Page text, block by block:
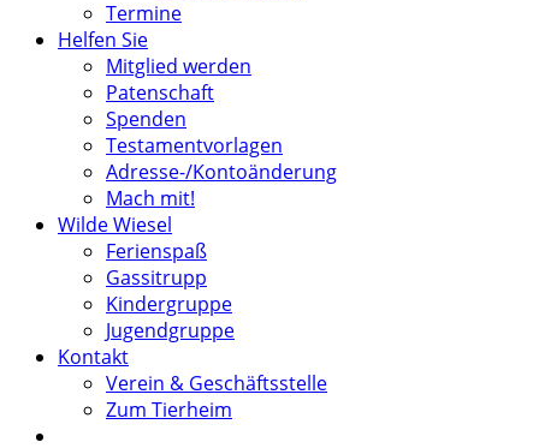
Termine
Helfen Sie
Mitglied werden
Patenschaft
Spenden
Testamentvorlagen
Adresse-/Kontoänderung
Mach mit!
Wilde Wiesel
Ferienspaß
Gassitrupp
Kindergruppe
Jugendgruppe
Kontakt
Verein & Geschäftsstelle
Zum Tierheim